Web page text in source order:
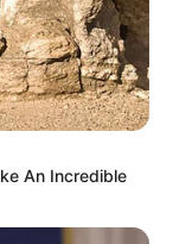
An Incredible